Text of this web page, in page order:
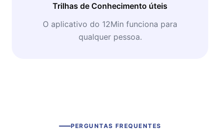
Trilhas de Conhecimento úteis
O aplicativo do 12Min funciona para
qualquer pessoa.
PERGUNTAS FREQUENTES